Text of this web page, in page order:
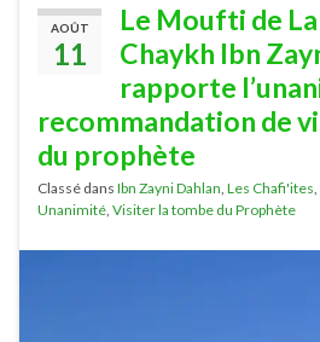
AOÛT
11
Le Moufti de
Chaykh Ibn
rapporte
recommandation de
du prophète
Classé dans Ibn Zayni Dahlan Les Chafi'ites
Unanimité Visiter la tombe du Prophète